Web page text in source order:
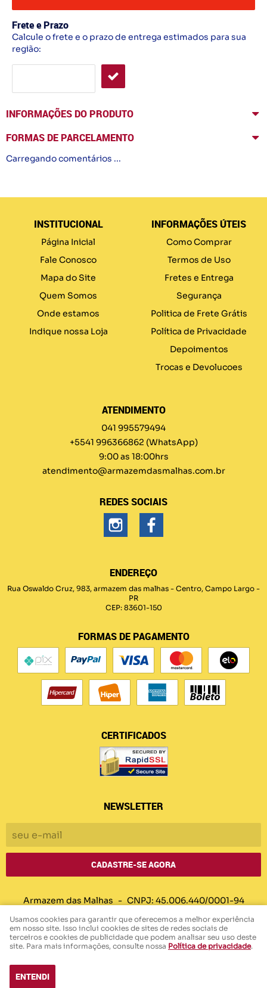
Frete e Prazo
Calcule o frete e o prazo de entrega estimados para sua
região:
INFORMAÇÕES DO PRODUTO
FORMAS DE PARCELAMENTO
Carregando comentários ...
INSTITUCIONAL
Página Inicial
Fale Conosco
Mapa do Site
Quem Somos
Onde estamos
Indique nossa Loja
INFORMAÇÕES ÚTEIS
Como Comprar
Termos de Uso
Fretes e Entrega
Segurança
Politica de Frete Grátis
Política de Privacidade
Depoimentos
Trocas e Devolucoes
ATENDIMENTO
041 995579494
+5541 996366862 (WhatsApp)
9:00 as 18:00hrs
atendimento@armazemdasmalhas.com.br
REDES SOCIAIS
ENDEREÇO
Rua Oswaldo Cruz, 983, armazem das malhas - Centro, Campo Largo -
PR
CEP: 83601-150
FORMAS DE PAGAMENTO
CERTIFICADOS
NEWSLETTER
CADASTRE-SE AGORA
Armazem das Malhas CNPJ: 45.006.440/0001-94
LOJA VIRTUAL CRIADA POR
Usamos cookies para garantir que oferecemos a melhor experiência
em nosso site. Isso inclui cookies de sites de redes sociais de
terceiros e cookies de publicidade que podem analisar seu uso deste
site. Para mais informações, consulte nossa Política de privacidade.
ENTENDI